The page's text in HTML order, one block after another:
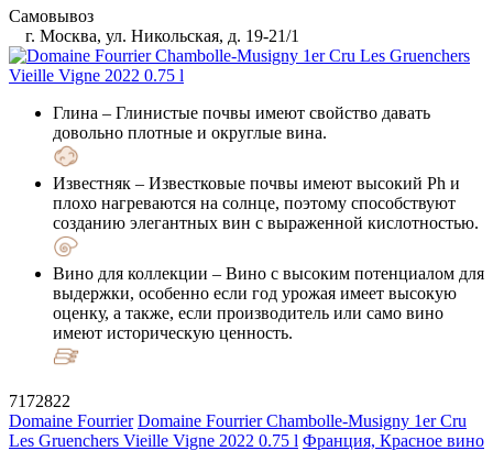
Самовывоз
г. Москва, ул. Никольская, д. 19-21/1
Глина – Глинистые почвы имеют свойство давать
довольно плотные и округлые вина.
Известняк – Известковые почвы имеют высокий Ph и
плохо нагреваются на солнце, поэтому способствуют
созданию элегантных вин с выраженной кислотностью.
Вино для коллекции – Вино с высоким потенциалом для
выдержки, особенно если год урожая имеет высокую
оценку, а также, если производитель или само вино
имеют историческую ценность.
7172822
Domaine Fourrier Domaine Fourrier Chambolle-Musigny 1er Cru
Les Gruenchers Vieille Vigne 2022 0.75 l Франция, Красное вино